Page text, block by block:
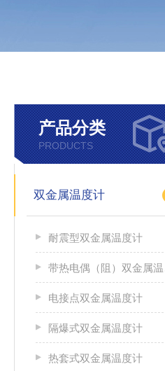
产品分类
PRODUCTS
双金属温度计
耐震型双金属温度计
带热电偶（阻）双金属温度计
电接点双金属温度计
隔爆式双金属温度计
热套式双金属温度计